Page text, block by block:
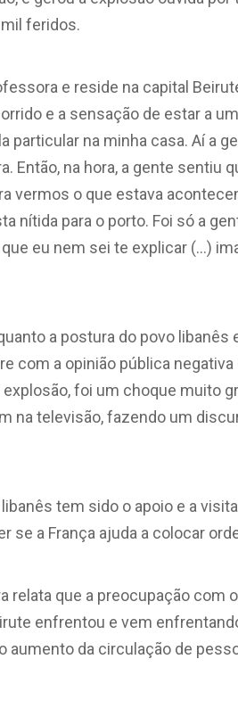
feridos.
e reside na capital
e a sensação de estar a
particular na minha casa. Aí a
Então, na hora, a gente sentiu
vermos o que estava
nítida para o porto. Foi só a
eu nem sei te explicar (…)
a postura do povo libanês
com a opinião pública
foi um choque muito
na televisão, fazendo um
tem sido o apoio e a
a França ajuda a colocar
relata que a preocupação com
enfrentou e vem
da circulação de